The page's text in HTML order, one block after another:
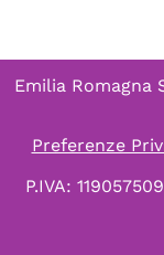
Emilia Romagna
Preferenze
P.IVA: